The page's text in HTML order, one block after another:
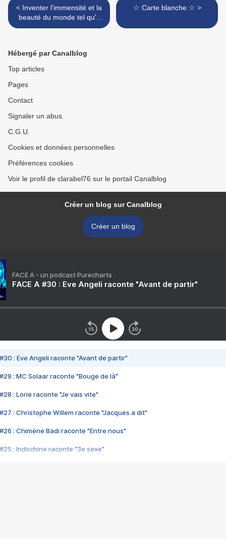
< Inventer l'immensité et la
beauté du monde tel qu'il
aurait voulu le voir.
☆ Carte blanche ☆ >
Hébergé par Canalblog
Top articles
Pages
Contact
Signaler un abus
C.G.U.
Cookies et données personnelles
Préférences cookies
Voir le profil de clarabel76 sur le portail Canalblog
Créer un blog sur Canalblog
Créer un blog
FACE A - un podcast Purecharts
FACE A #30 : Eve Angeli raconte "Avant de partir"
#30 : Eve Angeli raconte "Avant de partir"
#29 : MC Solaar raconte "Bouge de là"
#28 : Lorie raconte "Je vais vite"
#27 : Christophe Willem raconte "Jacques a dit"
#26 : Chimène Badi raconte "Entre nous"
#25 : Indochine raconte "3e sexe"